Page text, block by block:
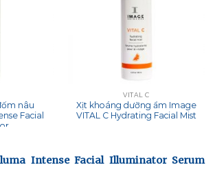
nâu
Facial
VITAL C
Xịt khoáng dưỡng ẩm Image
VITAL C Hydrating Facial Mist
Intense Facial Illuminator Serum